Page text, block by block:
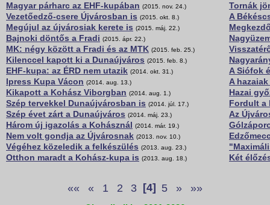
Magyar párharc az EHF-kupában (2015. nov. 24.)
Vezetőedző-csere Újvárosban is (2015. okt. 8.)
Megújul az újvárosiak kerete is (2015. máj. 22.)
Bajnoki döntős a Fradi (2015. ápr. 22.)
MK: négy között a Fradi és az MTK (2015. feb. 25.)
Kilenccel kapott ki a Dunaújváros (2015. feb. 8.)
EHF-kupa: az ÉRD nem utazik (2014. okt. 31.)
Ipress Kupa Vácon (2014. aug. 13.)
Kikapott a Kohász Viborgban (2014. aug. 1.)
Szép tervekkel Dunaújvárosban is (2014. júl. 17.)
Szép évet zárt a Dunaújváros (2014. máj. 23.)
Három új igazolás a Kohásznál (2014. már. 19.)
Nem volt gondja az Újvárosnak (2013. nov. 10.)
Végéhez közeledik a felkészülés (2013. aug. 23.)
Otthon maradt a Kohász-kupa is (2013. aug. 18.)
Tornák
A
A Siófok
A
Hazai
Fordult a
Az
Két
«« « 1 2 3 [4] 5 » »»